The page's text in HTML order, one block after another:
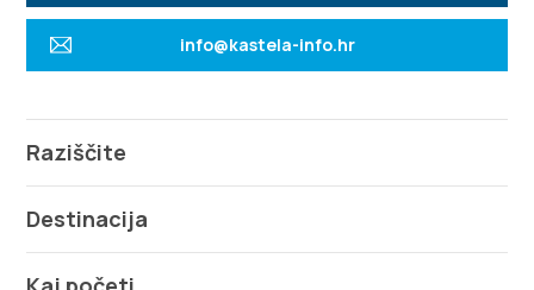
info@kastela-info.hr
Raziščite
Destinacija